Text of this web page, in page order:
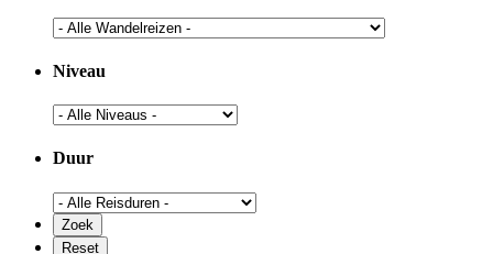
Niveau
Duur